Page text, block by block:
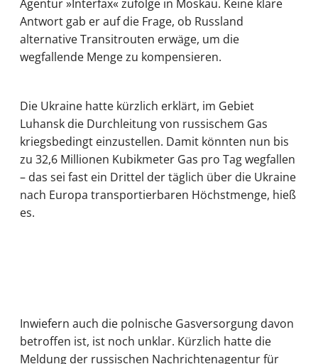
Agentur »Interfax« zufolge in Moskau. Keine klare
Antwort gab er auf die Frage, ob Russland
alternative Transitrouten erwäge, um die
wegfallende Menge zu kompensieren.
Die Ukraine hatte kürzlich erklärt, im Gebiet
Luhansk die Durchleitung von russischem Gas
kriegsbedingt einzustellen. Damit könnten nun bis
zu 32,6 Millionen Kubikmeter Gas pro Tag wegfallen
– das sei fast ein Drittel der täglich über die Ukraine
nach Europa transportierbaren Höchstmenge, hieß
es.
Inwiefern auch die polnische Gasversorgung davon
betroffen ist, ist noch unklar. Kürzlich hatte die
Meldung der russischen Nachrichtenagentur für